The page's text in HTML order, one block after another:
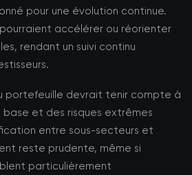
pour une évolution continue.
pourraient accélérer ou réorienter
rendant un suivi continu
portefeuille devrait tenir compte à
base et des risques extrêmes
entre sous-secteurs et
reste prudente, même si
particulièrement